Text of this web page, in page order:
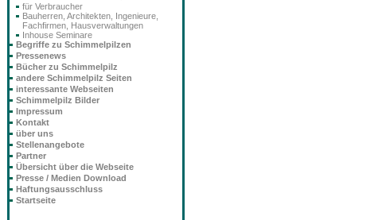
für Verbraucher
Bauherren, Architekten, Ingenieure,
Fachfirmen, Hausverwaltungen
Inhouse Seminare
Begriffe zu Schimmelpilzen
Pressenews
Bücher zu Schimmelpilz
andere Schimmelpilz Seiten
interessante Webseiten
Schimmelpilz Bilder
Impressum
Kontakt
über uns
Stellenangebote
Partner
Übersicht über die Webseite
Presse / Medien Download
Haftungsausschluss
Startseite